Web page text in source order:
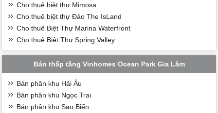
Cho thuê biệt thự Mimosa
Cho thuê biệt thự Đảo The IsLand
Cho thuê Biệt Thự Marina Waterfront
Cho thuê Biệt Thự Spring Valley
Bán thấp tầng Vinhomes Ocean Park Gia Lâm
Bán phân khu Hải Âu
Bán phân khu Ngọc Trai
Bán phân khu Sao Biển